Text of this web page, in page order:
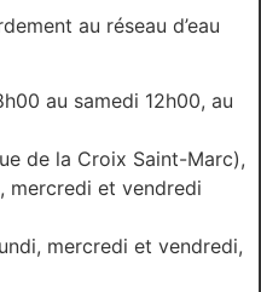
au réseau d’eau
au samedi 12h00, au
de la Croix Saint-Marc),
mercredi et vendredi
mercredi et vendredi,